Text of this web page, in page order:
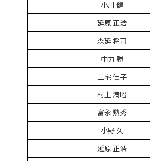
小川 健
延原 正浩
森延 将司
中力 勝
三宅 佳子
村上 満昭
富永 勲秀
小野 久
延原 正浩